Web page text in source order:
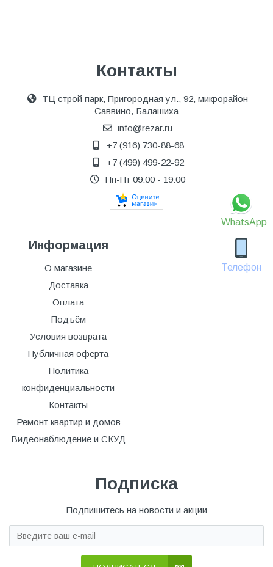
WhatsApp
Телефон
Контакты
ТЦ строй парк, Пригородная ул., 92, микрорайон
Саввино, Балашиха
info@rezar.ru
+7 (916) 730-88-68
+7 (499) 499-22-92
Пн-Пт 09:00 - 19:00
Информация
О магазине
Доставка
Оплата
Подъём
Условия возврата
Публичная оферта
Политика
конфиденциальности
Контакты
Ремонт квартир и домов
Видеонаблюдение и СКУД
Подписка
Подпишитесь на новости и акции